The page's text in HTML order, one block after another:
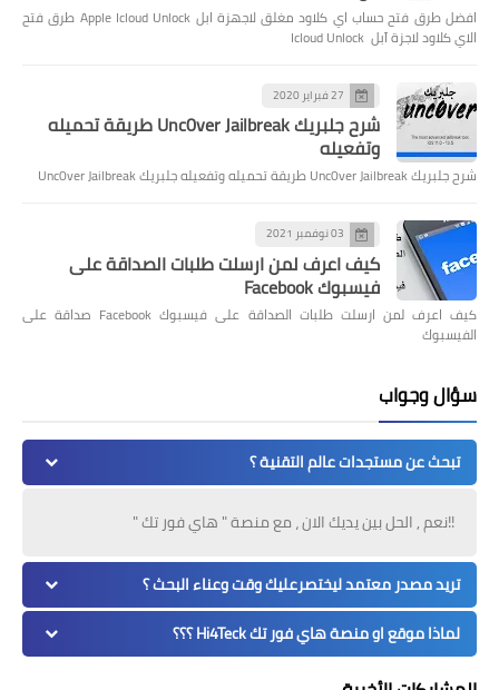
افضل طرق فتح حساب اي كلاود مغلق لاجهزة ابل Apple Icloud Unlock طرق فتح
الاي كلاود لاجزة آبل Icloud Unlock
27 فبراير 2020
شرح جلبريك Unc0ver Jailbreak طريقة تحميله
وتفعيله
شرح جلبريك Unc0ver Jailbreak طريقة تحميله وتفعيله جلبريك Unc0ver Jailbreak
03 نوفمبر 2021
كيف اعرف لمن ارسلت طلبات الصداقة على
فيسبوك Facebook
كيف اعرف لمن ارسلت طلبات الصداقة على فيسبوك Facebook صداقة على
الفيسبوك
سؤال وجواب
تبحث عن مستجدات عالم التقنية ؟
!!نعم , الحل بين يديك الان ، مع منصة " هاي فور تك "
تريد مصدر معتمد ليختصرعليك وقت وعناء البحث ؟
لماذا موقع او منصة هاي فور تك Hi4Teck ؟؟؟